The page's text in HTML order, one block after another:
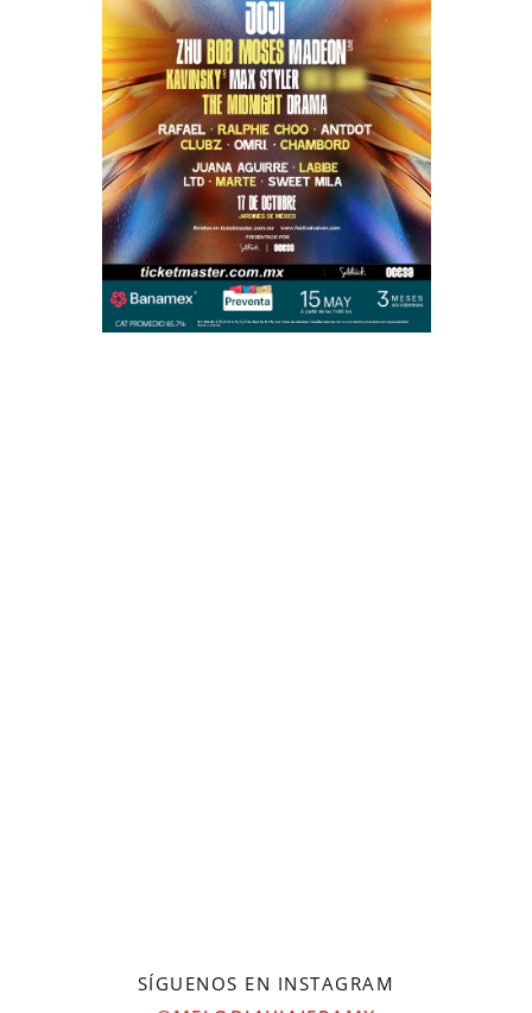
SÍGUENOS EN INSTAGRAM